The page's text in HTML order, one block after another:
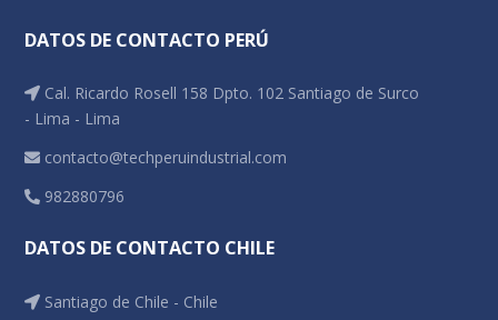
DATOS DE CONTACTO PERÚ
Cal. Ricardo Rosell 158 Dpto. 102 Santiago de Surco
- Lima - Lima
contacto@techperuindustrial.com
982880796
DATOS DE CONTACTO CHILE
Santiago de Chile - Chile